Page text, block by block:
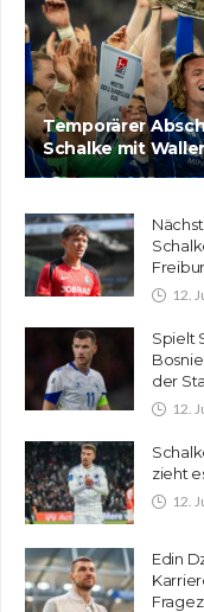
Temporärer
Schalke mit
12.
Spielt
der
12.
zieht
12.
Edin